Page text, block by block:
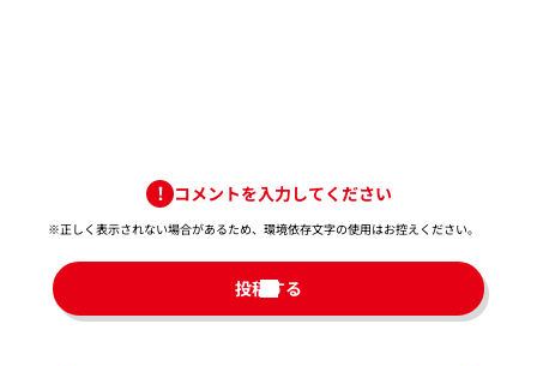
コメントを入力してください
※正しく表示されない場合があるため、環境依存文字の使用はお控えください。​
投稿する